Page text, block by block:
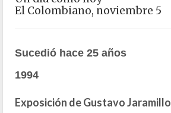
El Colombiano, noviembre 5
Sucedió hace 25 años
1994
Exposición de Gustavo Jaramillo